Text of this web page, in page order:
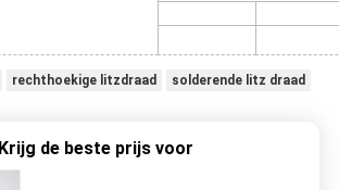
rechthoekige litzdraad solderende litz draad
Krijg de beste prijs voor